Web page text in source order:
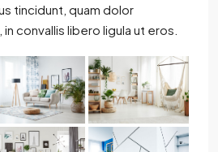
tincidunt, quam dolor
convallis libero ligula ut eros.